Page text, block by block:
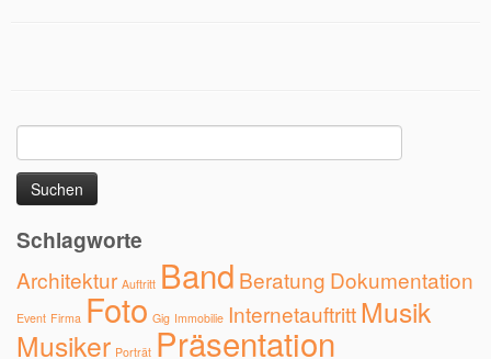
nach:
Schlagworte
Architektur Auftritt Band Beratung Dokumentation
Event Firma Foto Gig Immobilie InternetauftrittMusik
Musiker Porträt Präsentation